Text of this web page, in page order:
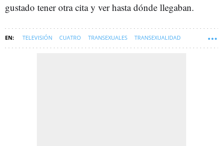
gustado tener otra cita y ver hasta dónde llegaban.
TELEVISIÓN CUATRO TRANSEXUALES TRANSEXUALIDAD